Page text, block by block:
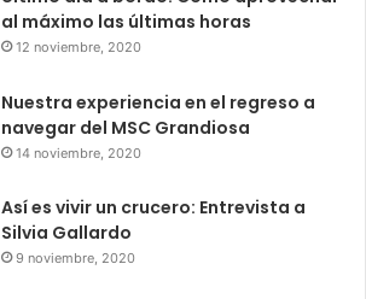
al máximo las últimas horas
12 noviembre, 2020
Nuestra experiencia en el regreso a
navegar del MSC Grandiosa
14 noviembre, 2020
Así es vivir un crucero: Entrevista a
Silvia Gallardo
9 noviembre, 2020